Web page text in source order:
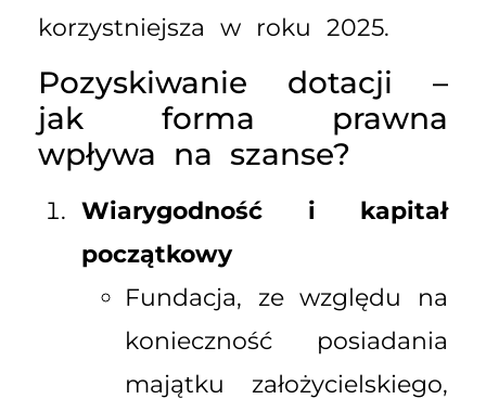
korzystniejsza w roku 2025.
Pozyskiwanie dotacji –
jak forma prawna
wpływa na szanse?
Wiarygodność i kapitał
początkowy
Fundacja, ze względu na
konieczność posiadania
majątku założycielskiego,